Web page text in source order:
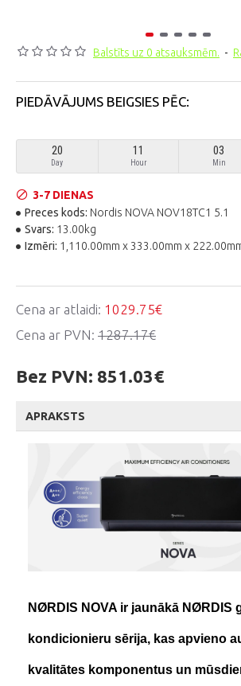
Balstīts uz 0 atsauksmēm. -
PIEDĀVĀJUMS BEIGSIES PĒC:
20
Day
11
Hour
03
Min
Cena ar atlaidi: 1029.75€
Cena ar PVN: 1287.17€
Bez PVN: 851.03€
3-7 DIENAS
Preces kods: Nordis NOVA NOV18TC1 5.1
Svars: 13.00kg
Izmēri: 1,110.00mm x 333.00mm x
APRAKSTS
NØRDIS NOVA ir jaunākā NØRDIS
kondicionieru sērija, kas apvieno
kvalitātes komponentus un